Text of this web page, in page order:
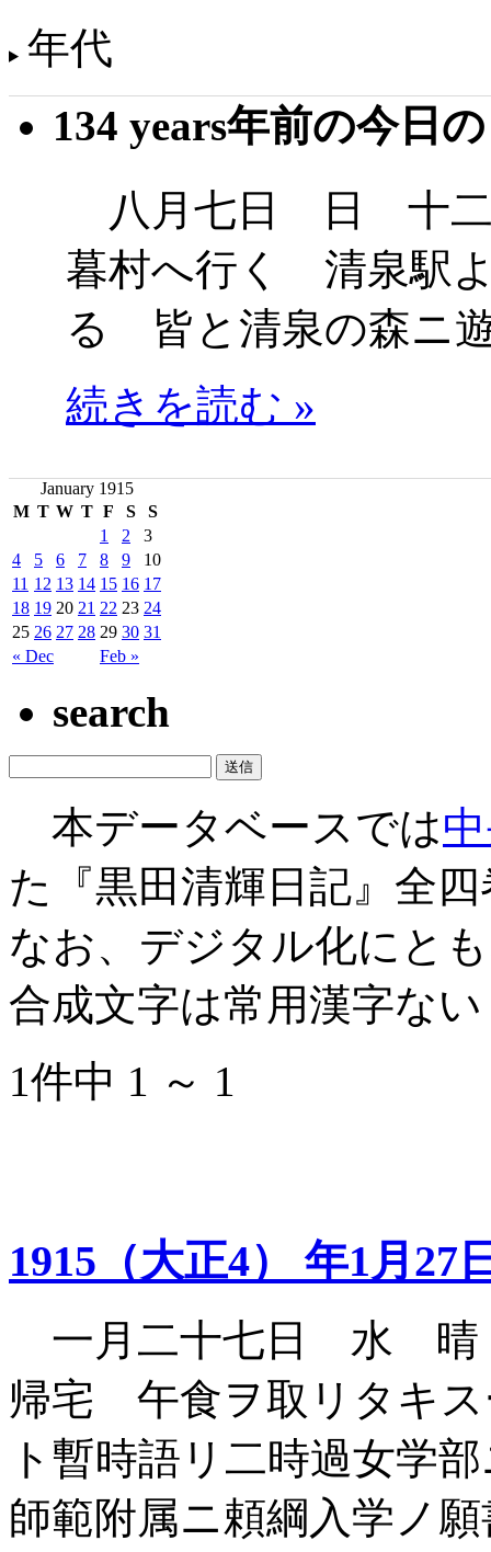
年代
134 years年前の今日
八月七日 日 十二
暮村へ行く 清泉駅
る 皆と清泉の森ニ
続きを読む »
January 1915
M T W T F S S
« Dec Feb »
1 2
3
4
5 6 7 8 9
10
11 12 13 14 15 16 17
18 19 20 21 22 23 24
25 26 27 28 29 30 31
search
本データベースでは
た『黒田清輝日記』全
なお、デジタル化にと
合成文字は常用漢字な
1件中 1 ～ 1
1915（大正4） 年1月27
一月二十七日 水 晴
帰宅 午食ヲ取リタキス
ト暫時語リ二時過女学
師範附属ニ頼綱入学ノ